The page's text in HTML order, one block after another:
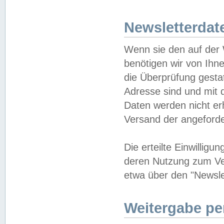
Wenn sie den auf der
benötigen wir von
die Überprüfung
Adresse sind und mit
Daten werden nicht
Versand der
Die erteilte
deren Nutzung zum
etwa über den
Weitergabe